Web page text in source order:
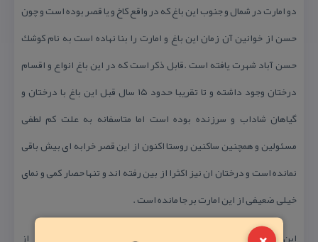
دو امارت در شمال و جنوب این باغ كه در واقع كاخ و یا قصر بوده است و چون
حسن از خوانین آن زمان این باغ و امارت را بنا نهاده است به نام كوشك
حسن آباد شهرت یافته است .قابل ذكر است كه در این باغ انواع و اقسام
درختان وجود داشته و تا تقریبا حدود ۱۵ سال قبل این باغ با درختان و
گیاهان شاداب و سرزنده بوده است اما متاسفانه به علت كم لطفی
مسئولین و همچنین ساكنین روستا اكنون از این قصر خرابه ای بیش باقی
نمانده است و درختان ان نیز اكثرا از بین رفته اند و تنها حصار كمی و نمای
خیلی ضعیفی از این امارت بر جا مانده است .
این روستا در استان فارس شهرستان جهرم بخش سیمكان پشت پر از